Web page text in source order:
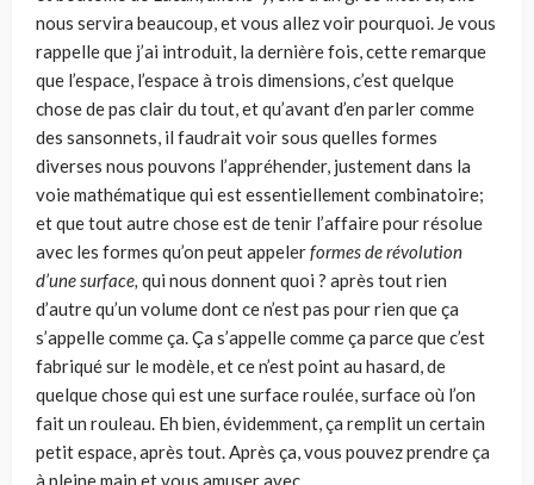
nous servira beaucoup, et vous allez voir pourquoi. Je vous
rappelle que j’ai intro­duit, la dernière fois, cette remarque
que l’espace, l’espace à trois dimensions, c’est quelque
chose de pas clair du tout, et qu’avant d’en parler comme
des san­sonnets, il faudrait voir sous quelles formes
diverses nous pouvons l’appréhen­der, justement dans la
voie mathématique qui est essentiellement combinatoire;
et que tout autre chose est de tenir l’affaire pour résolue
avec les formes qu’on peut appelerformes de révolution
d’une surface, qui nous donnent quoi ? après tout rien
d’autre qu’un volume dont ce n’est pas pour rien que ça
s’appelle comme ça. Ça s’appelle comme ça parce que c’est
fabriqué sur le modèle, et ce n’est point au hasard, de
quelque chose qui est une surface roulée, surface où l’on
fait un rouleau. Eh bien, évidemment, ça remplit un certain
petit espace, après tout. Après ça, vous pouvez prendre ça